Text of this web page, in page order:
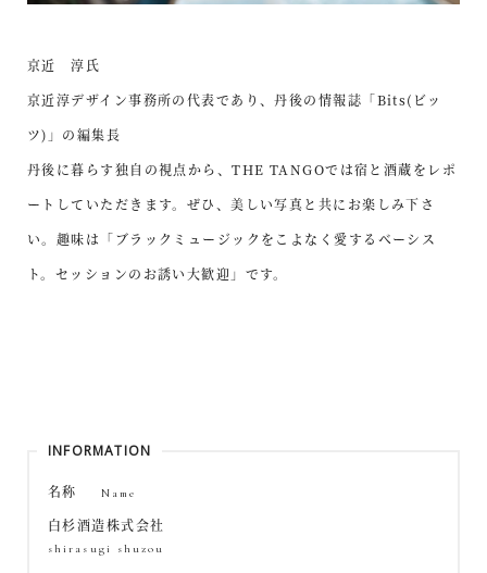
京近 淳氏
京近淳デザイン事務所の代表であり、丹後の情報誌「Bits(ビッ
ツ)」の編集長
丹後に暮らす独自の視点から、THE TANGOでは宿と酒蔵をレポ
ートしていただきます。ぜひ、美しい写真と共にお楽しみ下さ
い。趣味は「ブラックミュージックをこよなく愛するベーシス
ト。セッションのお誘い大歓迎」です。
INFORMATION
名称 Name
白杉酒造株式会社
shirasugi shuzou